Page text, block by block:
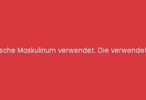
Maskulinum verwendet. Die